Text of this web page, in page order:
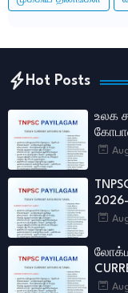
Hot Posts
உலக
2026-